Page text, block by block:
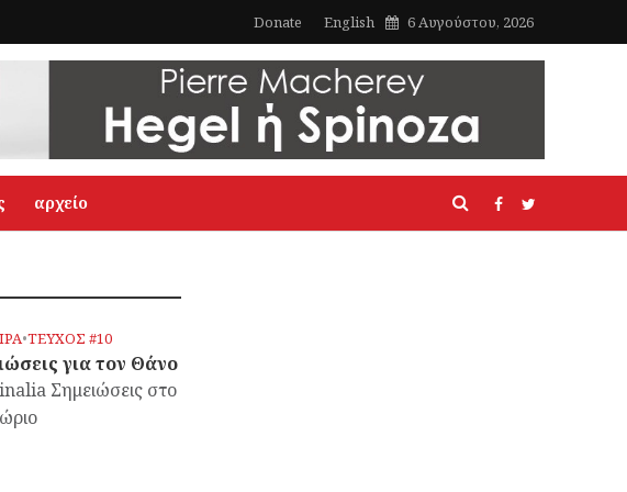
Donate English 6 Αυγούστου, 2026
αρχείο
•ΤΕΥΧΟΣ #10
για τον Θάνο
Σημειώσεις στο